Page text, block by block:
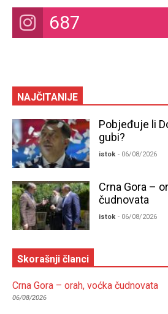
687
NAJČITANIJE
Pobjeđuje li
gubi?
istok - 06/08/2026
Crna Gora –
čudnovata
istok - 06/08/2026
Skorašnji članci
Crna Gora – orah, voćka čudnovata
06/08/2026